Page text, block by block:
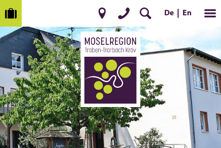
De En